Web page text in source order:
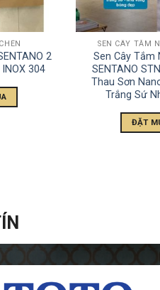
2
304
SEN CÂY TẮM
Sen Cây Tắm
SENTANO
Thau Sơn
Trắng Sứ
ĐẶT